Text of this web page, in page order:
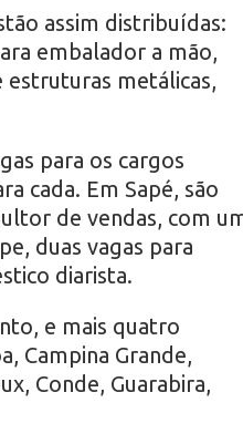
assim distribuídas:
embalador a mão,
estruturas metálicas,
para os cargos
cada. Em Sapé, são
de vendas, com
duas vagas para
diarista.
e mais quatro
Campina Grande,
Conde, Guarabira,